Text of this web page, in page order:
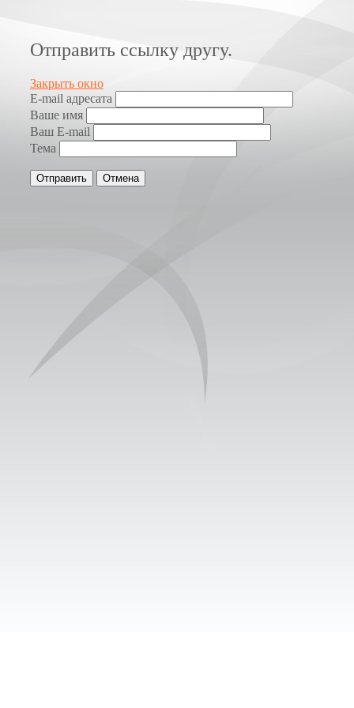
Отправить ссылку другу.
Закрыть окно
E-mail адресата
Ваше имя
Ваш E-mail
Тема
Отправить Отмена